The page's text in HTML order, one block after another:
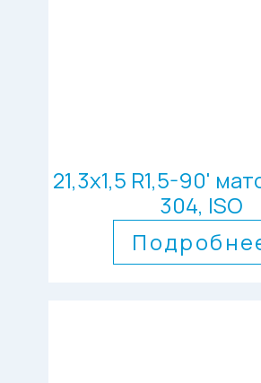
21,3х1,5 R1,5-90'
304, ISO